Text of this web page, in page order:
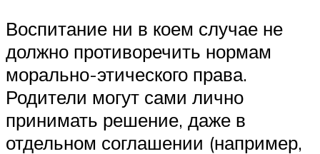
Воспитание ни в коем случае не
должно противоречить нормам
морально-этического права.
Родители могут сами лично
принимать решение, даже в
отдельном соглашении (например,